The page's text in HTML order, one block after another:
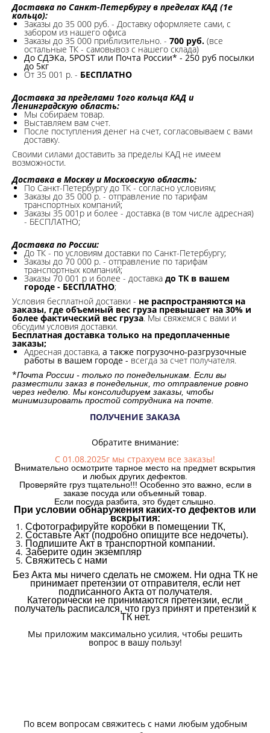
Доставка по Санкт-Петербургу в пределах КАД (1е
кольцо):
Заказы до 35 000 руб. - Доставку оформляете сами, с
забором из нашего офиса
Заказы до 35 000 приблизительно. - 700 руб. (все
остальные ТК - самовывоз с нашего склада)
До СДЭКа, 5POST или Почта России* - 250 руб посылки
до 5кг
От 35 001 р. - БЕСПЛАТНО
Доставка за пределами 1ого кольца КАД и
Ленинградскую область:
Мы собираем товар.
Выставляем вам счет.
После поступления денег на счет, согласовываем с вами
доставку.
Своими силами доставить за пределы КАД не имеем
возможности.​
Доставка в Москву и Московскую область:
По Санкт-Петербургу до ТК - согласно условиям;
Заказы до 35 000 р. - отправление по тарифам
транспортных компаний;
Заказы 35 001р и более - доставка (в том числе адресная)
- БЕСПЛАТНО;
Доставка по России:
До ТК - по условиям доставки по Санкт-Петербургу;
Заказы до 70 000 р. - отправление по тарифам
транспортных компаний;
Заказы 70 001 р и более - доставка до ТК в вашем
городе - БЕСПЛАТНО;
Условия бесплатной доставки - не распространяются на
заказы, где объемный вес груза превышает на 30% и
более фактический вес груза. Мы свяжемся с вами и
обсудим условия доставки.
Бесплатная доставка только на предоплаченные
заказы;
Адресная доставка, а также погрузочно-разгрузочные
работы в вашем городе - всегда за счет получателя.
*Почта России - только по понедельникам. Если вы
разместили заказ в понедельник, то отправление ровно
через неделю. Мы консолидируем заказы, чтобы
минимизировать простой сотрудника на почте.
ПОЛУЧЕНИЕ ЗАКАЗА
Обратите внимание:
С 01.08.2025г мы страхуем все заказы!
Внимательно осмотрите тарное место на предмет вскрытия
и любых других дефектов.
Проверяйте груз тщательно!!! Особенно это важно, если в
заказе посуда или объемный товар.
Если посуда разбита, это будет слышно.
При условии обнаружения каких-то дефектов или
вскрытия:
Сфотографируйте коробки в помещении ТК,
Составьте Акт (подробно опишите все недочеты).
Подпишите Акт в транспортной компании.
Заберите один экземпляр
Свяжитесь с нами
Без Акта мы ничего сделать не сможем. Ни одна ТК не
принимает претензии от отправителя, если нет
подписанного Акта от получателя.
Категорически не принимаются претензии, если
получатель расписался, что груз принят и претензий к
ТК нет.
Мы приложим максимально усилия, чтобы решить
вопрос в вашу пользу!
По всем вопросам свяжитесь с нами любым удобным